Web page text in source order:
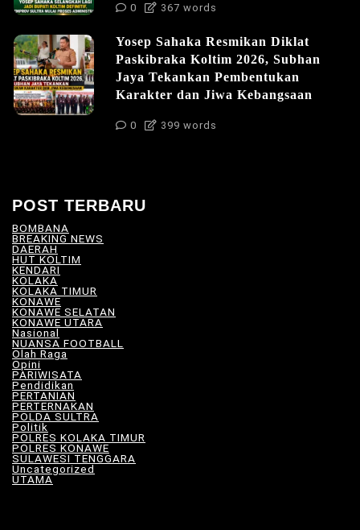
0 367 words
Yosep Sahaka Resmikan Diklat
Paskibraka Koltim 2026, Subhan
Jaya Tekankan Pembentukan
Karakter dan Jiwa Kebangsaan
0 399 words
POST TERBARU
BOMBANA
BREAKING NEWS
DAERAH
HUT KOLTIM
KENDARI
KOLAKA
KOLAKA TIMUR
KONAWE
KONAWE SELATAN
KONAWE UTARA
Nasional
NUANSA FOOTBALL
Olah Raga
Opini (5)
PARIWISATA
Pendidikan
PERTANIAN
PERTERNAKAN
POLDA SULTRA
Politik
POLRES KOLAKA TIMUR
POLRES KONAWE
SULAWESI TENGGARA
Uncategorized
UTAMA(180)